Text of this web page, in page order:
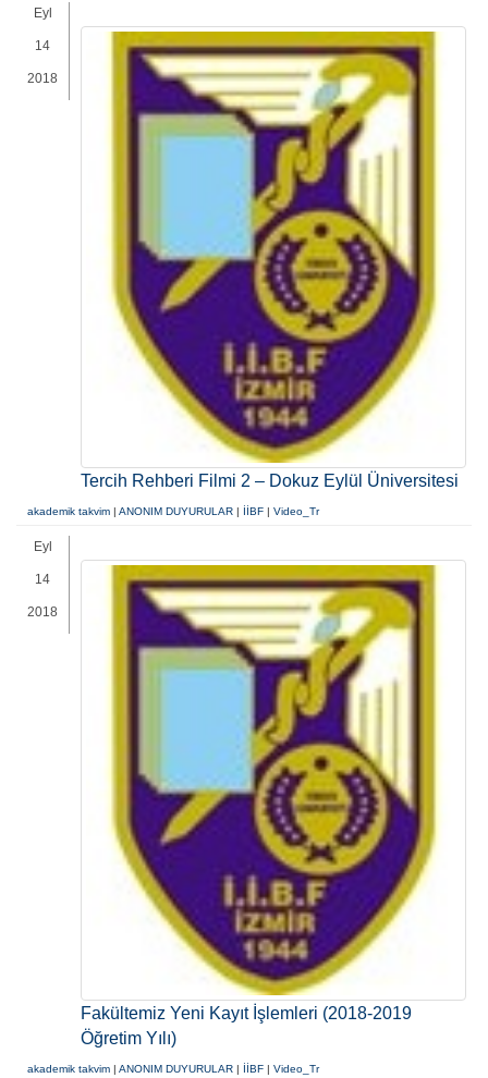
Eyl
14
2018
Tercih Rehberi Filmi 2 – Dokuz Eylül Üniversitesi
akademik takvim | ANONIM DUYURULAR | İİBF | Video_Tr
Eyl
14
2018
Fakültemiz Yeni Kayıt İşlemleri (2018-2019
Öğretim Yılı)
akademik takvim | ANONIM DUYURULAR | İİBF | Video_Tr